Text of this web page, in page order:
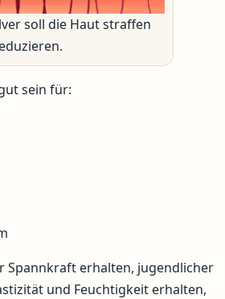
soll die Haut straffen
sein für:
Spannkraft erhalten, jugendlicher
und Feuchtigkeit erhalten,